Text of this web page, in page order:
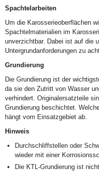
Spachtelarbeiten
Um die Karosserieoberflächen
Spachtelmaterialien im
unverzichtbar. Dabei ist auf die
Untergrundanforderungen zu
Grundierung
Die Grundierung ist der
da sie den Zutritt von Wasser
verhindert. Originalersatzteile
Grundierung beschichtet.
hängt vom Einsatzgebiet ab.
Hinweis
Durchschliffstellen oder
wieder mit einer
Die KTL-Grundierung ist